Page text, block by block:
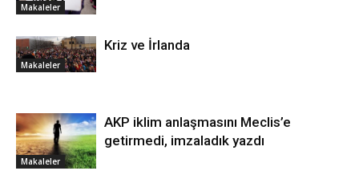
Makaleler
Makaleler
Kriz ve İrlanda
Makaleler
AKP iklim anlaşmasını Meclis’e
getirmedi, imzaladık yazdı